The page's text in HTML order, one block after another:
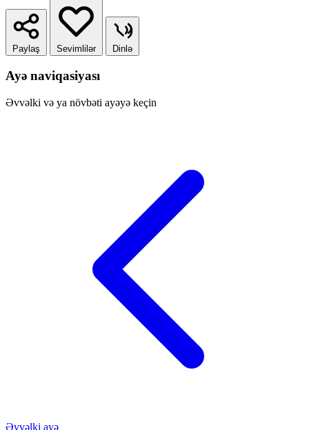
Paylaş Sevimlilər Dinlə
Ayə naviqasiyası
Əvvəlki və ya növbəti ayəyə keçin
Əvvəlki ayə